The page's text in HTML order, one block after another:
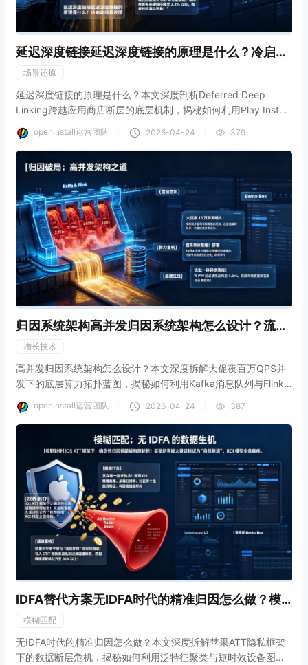
延迟深度链接延迟深度链接的原理是什么？冷启动
场景还原
延迟深度链接的原理是什么？本文深度剖析Deferred Deep
Linking跨越应用商店断层的底层机制，揭秘如何利用Play Install
Referrer与云端设备指纹图谱实现App首次冷启动的场景还原。结
合openinstall中立参数透传底座，教你构建高可用的全链路参数
保存防线，将冷启动传参丢失率硬核压缩至2.3%，彻底终结拉新
转化的漏斗死角。
openinstall运营团队 2026-04-24 379
归因系统架构高并发归因系统架构怎么设计？流计
增长技术
高并发归因系统架构怎么设计？本文深度拆解大促夜百万QPS并
发下的底层算力拓扑蓝图，揭秘如何利用Kafka消息队列与Flink
流计算构建极致削峰填谷的弹性防线。结合openinstall高可用集
群底座，教您搭建无状态的分布式规则运算节点，将极端洪峰下
的归因延迟率硬核压降至4.2ms，彻底终结数据库雪崩与丢单危
openinstall运营团队 2026-04-24 387
IDFA替代方案无IDFA时代的精准归因怎么做？模
模糊匹配
无IDFA时代的精准归因怎么做？本文深度拆解苹果ATT隐私框架
下的数据断层危机，揭秘如何利用泛特征聚类与短时效设备图谱